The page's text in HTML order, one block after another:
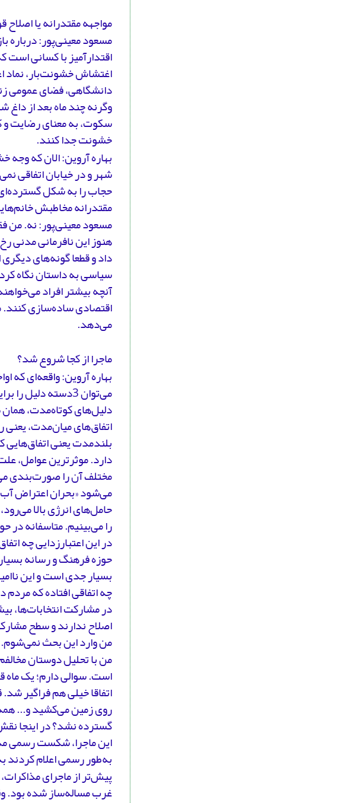
مواجهه مقتدرانه یا اصلاح
مسعود معینی‌پور: درباره
اقتدارآمیز با کسانی
اغتشاش خشونت‌بار، نماد
دانشگاهی، فضای عمومی
وگرنه چند ماه بعد از
سکوت، به معنای رضایت و
خشونت جدا کنند.
بهاره آروین: الان که
شهر و در خیابان اتفاقی
حجاب را به شکل
مقتدرانه مخاطبش
مسعود معینی‌پور: نه. من
هنوز این نافرمانی مدنی
داد و قطعا گونه‌های
سیاسی به داستان نگاه
آنچه بیشتر افراد
اقتصادی ساده‌سازی کنند.
می‌دهد.
ماجرا از کجا شروع شد؟
بهاره آروین: واقعه‌ای
می‌توان 3دسته
دلیل‌های کوتاه‌مدت،
بلندمدت یعنی
دارد. موثرترین عوامل،
مختلف آن را صورت‌بندی
می‌شود «بحران اعتراض آب
را می‌بینیم. متاسفانه در
در این اعتبارزدایی چه
حوزه فرهنگ و رسانه
چه اتفاقی افتاده که
در مشارکت انتخابات‌ها،
اصلاح ندارند و سطح
من وارد این بحث
من با تحلیل دوستان
است. سوالی دارم؛ یک ماه
اتفاقا خیلی هم فراگیر
روی زمین می‌کشید و... همه
گسترده نشد؟ در اینجا
به‌طور رسمی اعلام
پیش‌تر از ماجرای
غرب مساله‌ساز شده بود.